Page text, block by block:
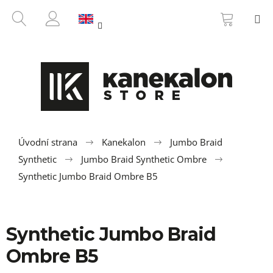
content
SEARCH
CART
Úvodní strana Kanekalon
Jumbo Braid
Synthetic
Jumbo Braid Synthetic Ombre
Synthetic Jumbo Braid Ombre B5
Synthetic Jumbo Braid
Ombre B5
BACK
BACK
e
y
l
o
o